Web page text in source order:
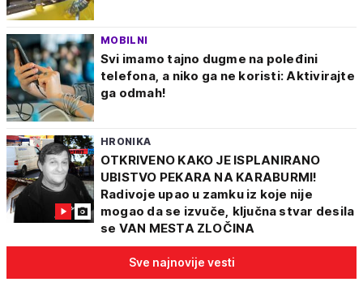
MOBILNI
Svi imamo tajno dugme na poleđini
telefona, a niko ga ne koristi: Aktivirajte
ga odmah!
HRONIKA
OTKRIVENO KAKO JE ISPLANIRANO
UBISTVO PEKARA NA KARABURMI!
Radivoje upao u zamku iz koje nije
mogao da se izvuče, ključna stvar desila
se VAN MESTA ZLOČINA
Sve najnovije vesti